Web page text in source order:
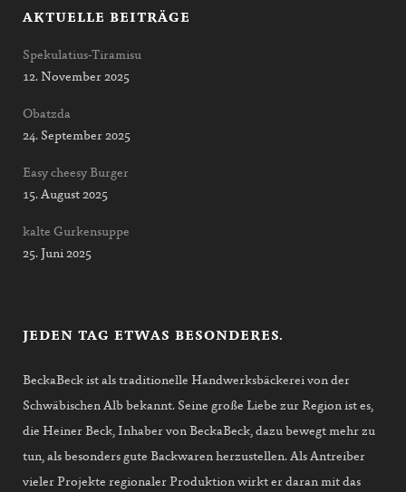
AKTUELLE BEITRÄGE
Spekulatius-Tiramisu
12. November 2025
Obatzda
24. September 2025
Easy cheesy Burger
15. August 2025
kalte Gurkensuppe
25. Juni 2025
JEDEN TAG ETWAS BESONDERES.
BeckaBeck ist als traditionelle Handwerksbäckerei von der
Schwäbischen Alb bekannt. Seine große Liebe zur Region ist es,
die Heiner Beck, Inhaber von BeckaBeck, dazu bewegt mehr zu
tun, als besonders gute Backwaren herzustellen. Als Antreiber
vieler Projekte regionaler Produktion wirkt er daran mit das